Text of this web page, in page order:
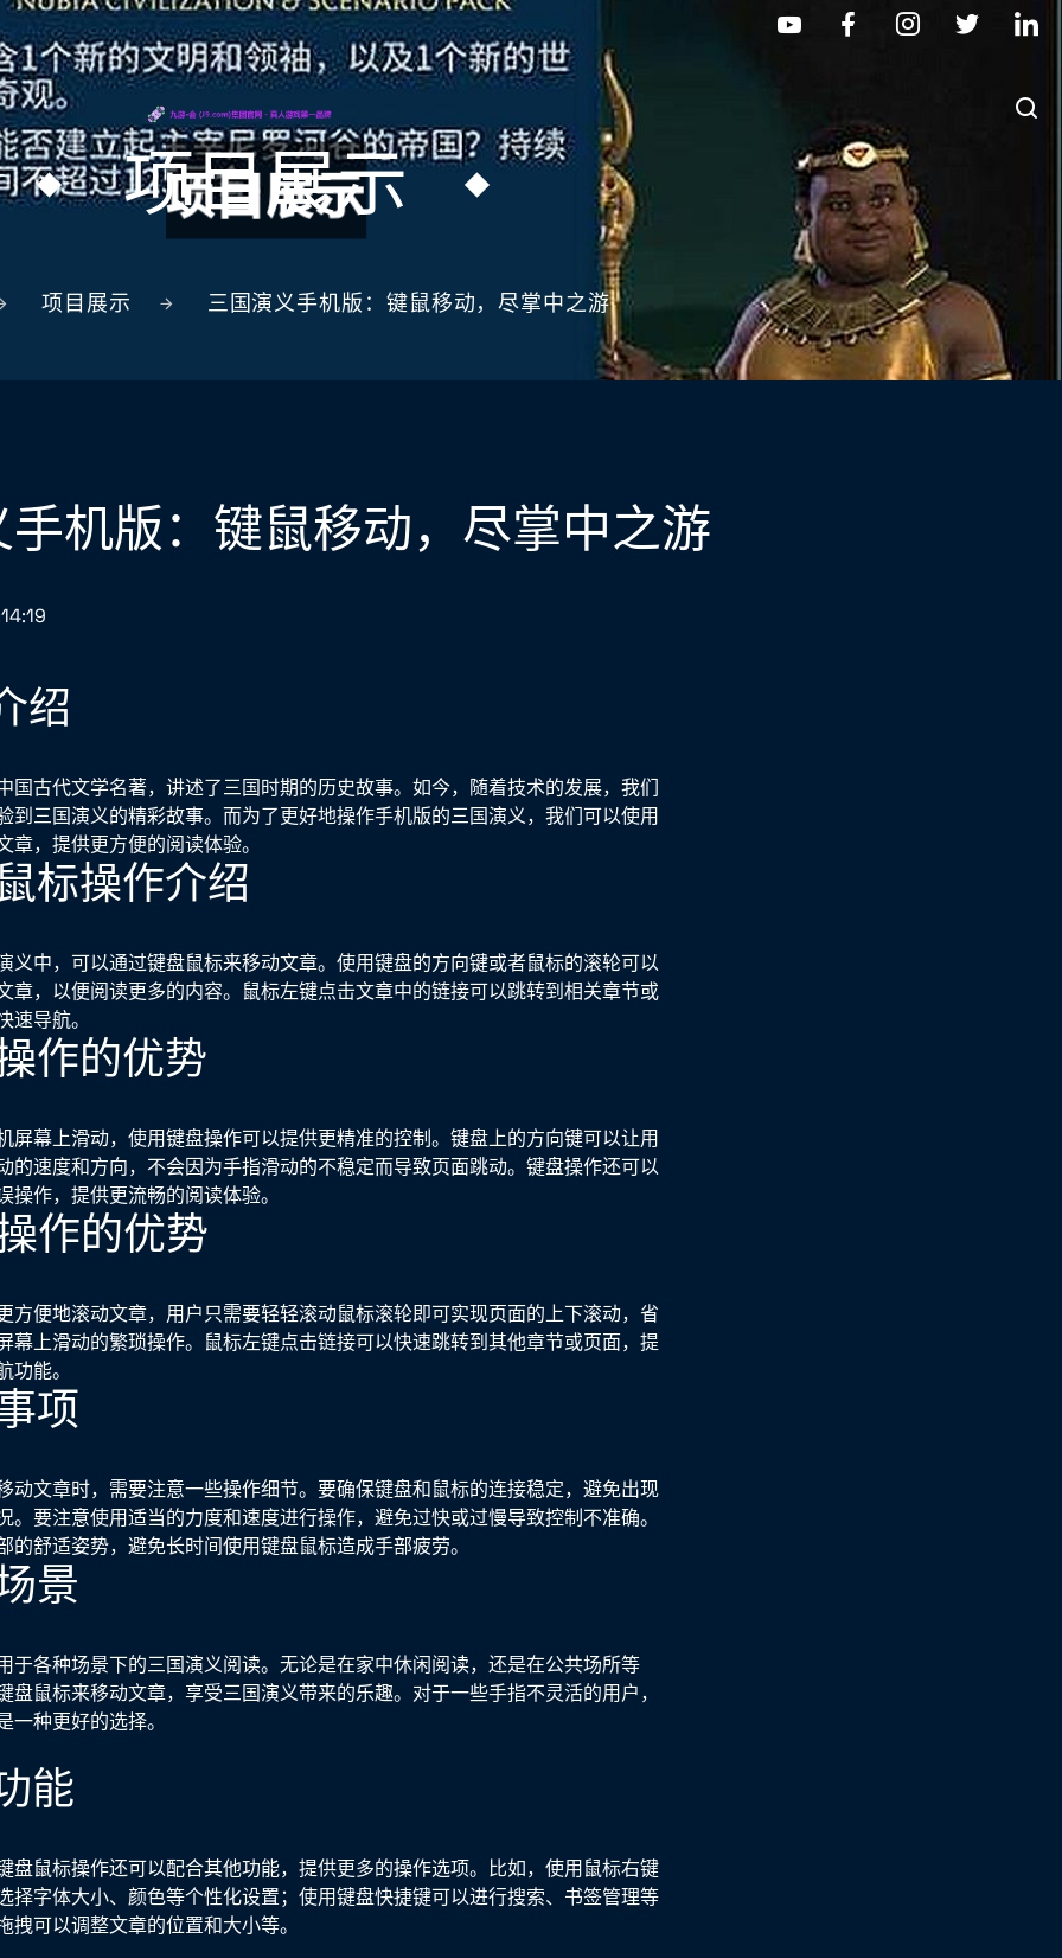
项目展示
项目展示 三国演义手机版：键鼠移动，尽掌中之游
机版：键鼠移动，尽掌中之游
绍
国古代文学名著，讲述了三国时期的历史故事。如今，随着技术的发展，我们
到三国演义的精彩故事。而为了更好地操作手机版的三国演义，我们可以使用
章，提供更方便的阅读体验。
标操作介绍
义中，可以通过键盘鼠标来移动文章。使用键盘的方向键或者鼠标的滚轮可以
章，以便阅读更多的内容。鼠标左键点击文章中的链接可以跳转到相关章节或
速导航。
作的优势
屏幕上滑动，使用键盘操作可以提供更精准的控制。键盘上的方向键可以让用
的速度和方向，不会因为手指滑动的不稳定而导致页面跳动。键盘操作还可以
操作，提供更流畅的阅读体验。
作的优势
方便地滚动文章，用户只需要轻轻滚动鼠标滚轮即可实现页面的上下滚动，省
幕上滑动的繁琐操作。鼠标左键点击链接可以快速跳转到其他章节或页面，提
功能。
项
动文章时，需要注意一些操作细节。要确保键盘和鼠标的连接稳定，避免出现
。要注意使用适当的力度和速度进行操作，避免过快或过慢导致控制不准确。
的舒适姿势，避免长时间使用键盘鼠标造成手部疲劳。
景
于各种场景下的三国演义阅读。无论是在家中休闲阅读，还是在公共场所等
盘鼠标来移动文章，享受三国演义带来的乐趣。对于一些手指不灵活的用户，
一种更好的选择。
能
盘鼠标操作还可以配合其他功能，提供更多的操作选项。比如，使用鼠标右键
择字体大小、颜色等个性化设置；使用键盘快捷键可以进行搜索、书签管理等
拽可以调整文章的位置和大小等。